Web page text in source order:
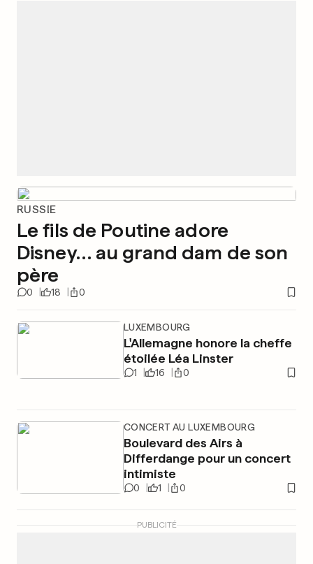
RUSSIE
Le fils de Poutine adore
Disney… au grand dam de son
père
0 18 0
LUXEMBOURG
L'Allemagne honore la cheffe
étoilée Léa Linster
1 16 0
CONCERT AU LUXEMBOURG
Boulevard des Airs à
Differdange pour un concert
intimiste
0 1 0
PUBLICITÉ